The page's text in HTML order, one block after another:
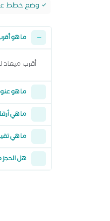
وضع خطط
ما هو
أقرب ميعاد لدكتور شريف سعيد
ما هو
ما هي
ما هي
هل